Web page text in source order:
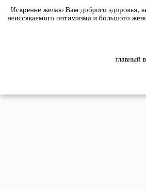
Искренне желаю Вам доброго здоровья,
неиссякаемого оптимизма и большого
главный